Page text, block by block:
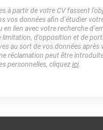
à partir de votre CV fassent
vos données afin d’étudier
lien avec votre recherche
limitation, d’opposition et de
au sort de vos données après
réclamation peut être
personnelles, cliquezici.